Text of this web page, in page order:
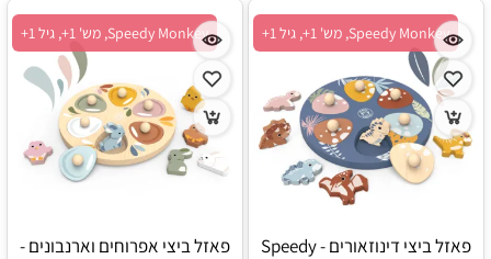
Speedy Monkey, מש' 1+, גיל 1+
פאזל ביצי דינוזאורים - Speedy
Speedy Monkey, מש' 1+, גיל 1+
פאזל ביצי אפרוחים וארנבונים -